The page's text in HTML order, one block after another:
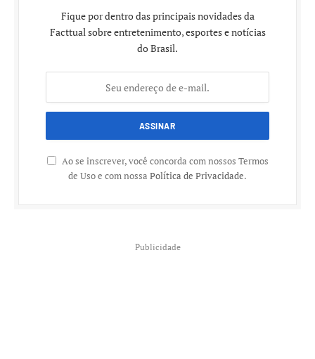
Fique por dentro das principais novidades da
Facttual sobre entretenimento, esportes e notícias
do Brasil.
Ao se inscrever, você concorda com nossos Termos
de Uso e com nossa Política de Privacidade.
Publicidade